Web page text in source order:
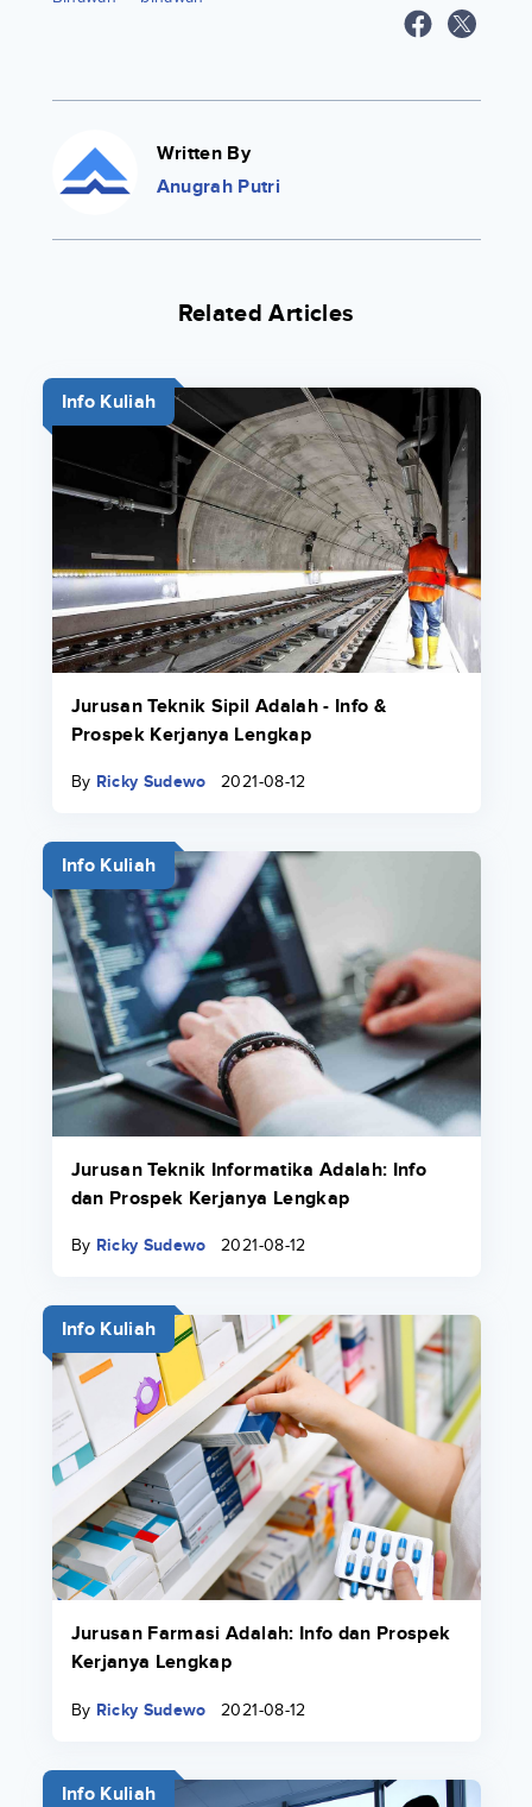
Written By
Anugrah Putri
Related Articles
Info Kuliah
Jurusan Teknik Sipil Adalah - Info &
Prospek Kerjanya Lengkap
By Ricky Sudewo 2021-08-12
Info Kuliah
Jurusan Teknik Informatika Adalah: Info
dan Prospek Kerjanya Lengkap
By Ricky Sudewo 2021-08-12
Info Kuliah
Jurusan Farmasi Adalah: Info dan Prospek
Kerjanya Lengkap
By Ricky Sudewo 2021-08-12
Info Kuliah